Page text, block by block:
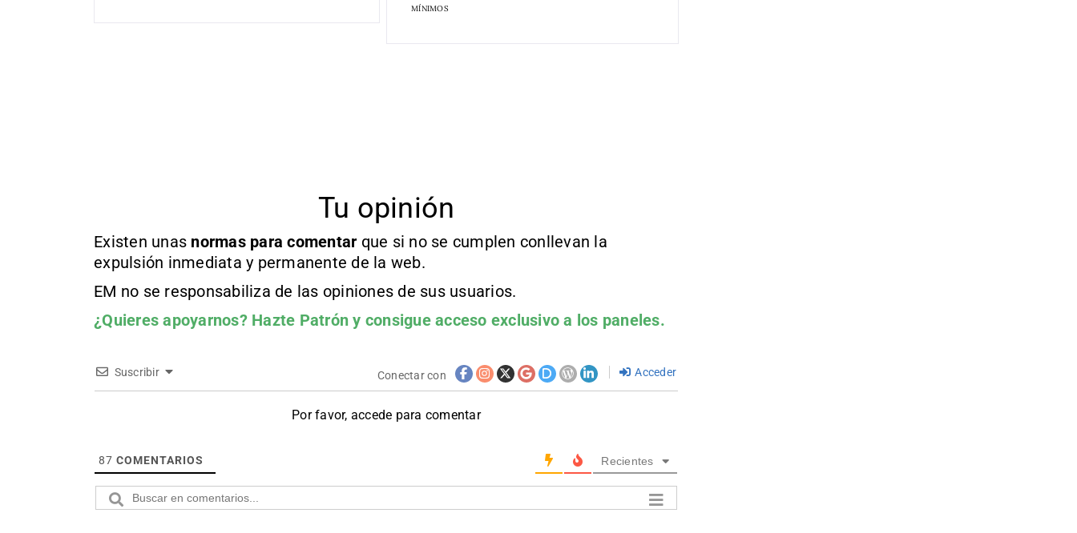
MÍNIMOS
Tu opinión
Existen unas normas para comentar que si no se cumplen conllevan la
expulsión inmediata y permanente de la web.
EM no se responsabiliza de las opiniones de sus usuarios.
¿Quieres apoyarnos? Hazte Patrón y consigue acceso exclusivo a los paneles.
Suscribir Conectar con Acceder
Por favor, accede para comentar
87 COMENTARIOS Recientes